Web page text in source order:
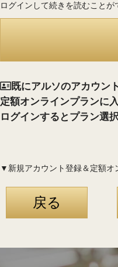
ログインして続きを読むことが
既にアルソのアカウン
定額オンラインプランに
ログインするとプラン選
▼新規アカウント登録＆定額オ